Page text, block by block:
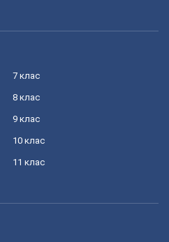
7 клас
8 клас
9 клас
10 клас
11 клас